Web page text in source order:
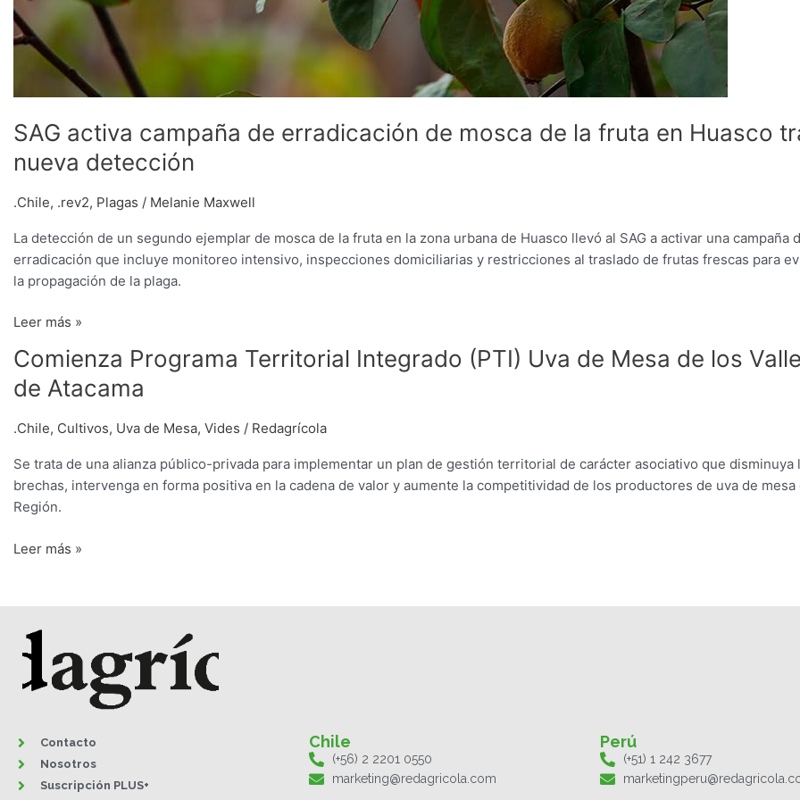
SAG activa campaña de erradicación de mosca de la fruta en Huasco
nueva detección
.Chile, .rev2, Plagas / Melanie Maxwell
La detección de un segundo ejemplar de mosca de la fruta en la zona urbana de Huasco llevó al SAG a activar una campaña
erradicación que incluye monitoreo intensivo, inspecciones domiciliarias y restricciones al traslado de frutas frescas para
la propagación de la plaga.
Leer más »
Comienza Programa Territorial Integrado (PTI) Uva de Mesa de los
de Atacama
.Chile, Cultivos, Uva de Mesa, Vides / Redagrícola
Se trata de una alianza público-privada para implementar un plan de gestión territorial de carácter asociativo que disminuya
brechas, intervenga en forma positiva en la cadena de valor y aumente la competitividad de los productores de uva de mesa
Región.
Comienza
Territorial
Uva
de
Mesa
los
Atacama
Leer más »
Contacto
Nosotros
Suscripción PLUS+
Chile
(+56) 2 2201 0550
marketing@redagricola.com
Perú
(+51) 1 242 3677